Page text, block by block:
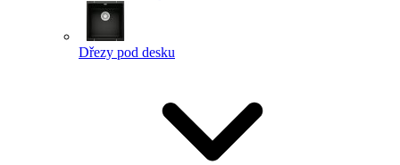
Dřezy pod desku